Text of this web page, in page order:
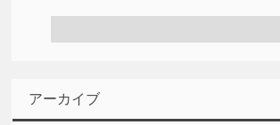
アーカイブ